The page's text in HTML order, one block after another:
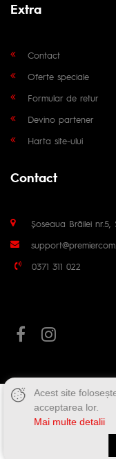
Extra
Contact
Oferte speciale
Formular de retur
Devino partener
Harta site-ului
Contact
Șoseaua Brăilei
0371 311 022
Acest site
acceptarea lor.
Mai multe detalii